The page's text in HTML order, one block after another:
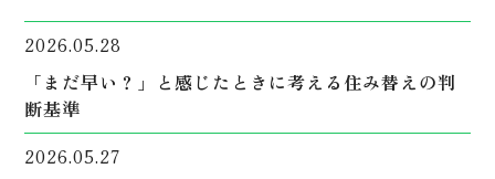
2026.05.28
「まだ早い？」と感じたときに考える住み替えの判
断基準
2026.05.27